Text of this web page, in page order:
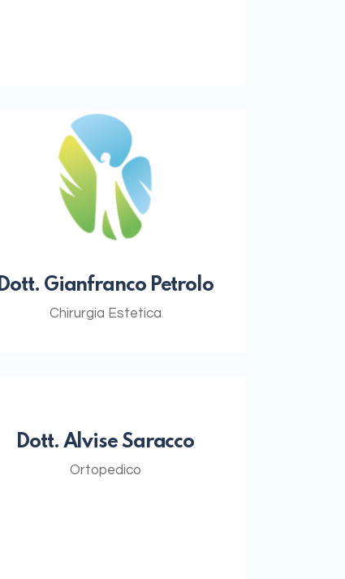
Dott. Gianfranco Petrolo
Chirurgia Estetica
Dott. Alvise Saracco
Ortopedico